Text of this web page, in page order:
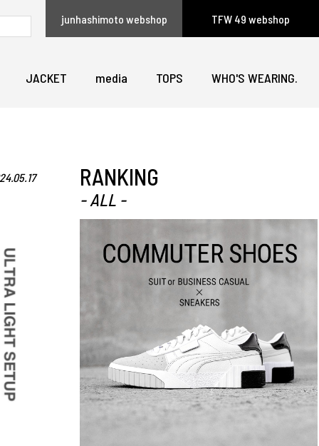
junhashimoto webshop TFW 49 webshop
JACKET media TOPS WHO'S WEARING.
RANKING
- ALL -